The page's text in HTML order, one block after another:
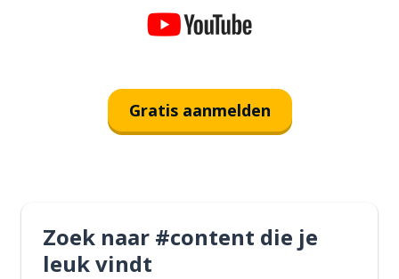
Gratis aanmelden
Zoek naar #content die je
leuk vindt